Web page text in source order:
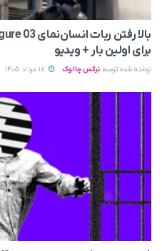
برای اولین بار + ویدیو
نوشته شده توسط نرگس چالوک